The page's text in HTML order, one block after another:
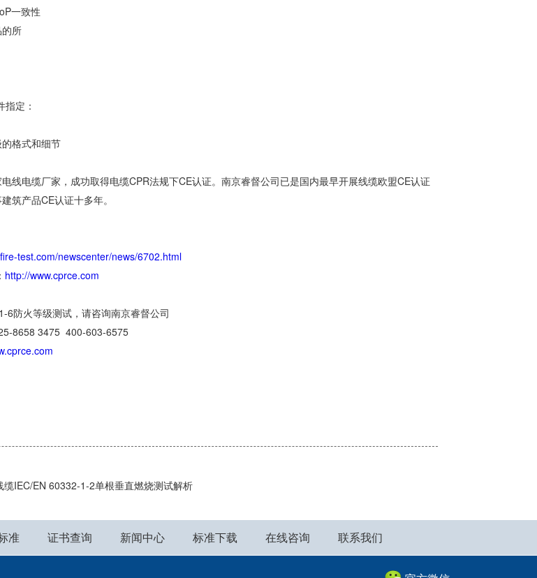
一致性
所
定：
格式和细节
线电缆厂家，成功取得电缆CPR法规下CE认证。南京睿督公司已是国内最早开展线缆欧盟CE认证
筑产品CE认证十多年。
test.com/newscenter/news/6702.html
http://www.cprce.com
6防火等级测试，请咨询南京睿督公司
8658 3475 400-603-6575
缆IEC/EN 60332-1-2单根垂直燃烧测试解析
准 证书查询 新闻中心 标准下载 在线咨询 联系我们